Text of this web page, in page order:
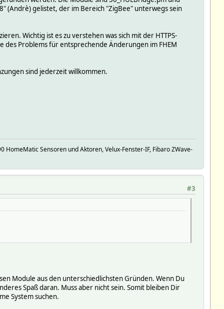
(Andrè) gelistet, der im Bereich "ZigBee" unterwegs sein
Wichtig ist es zu verstehen was sich mit der HTTPS-
des Problems für entsprechende Änderungen im FHEM
sind jederzeit willkommen.
Sensoren und Aktoren, Velux-Fenster-IF, Fibaro ZWave-
#3
Module aus den unterschiedlichsten Gründen. Wenn Du
Spaß daran. Muss aber nicht sein. Somit bleiben Dir
System suchen.